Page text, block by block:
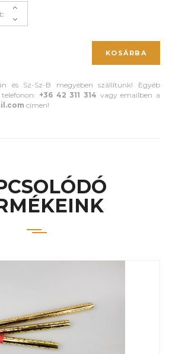
KOSÁRBA
és Sz-Sz-B megyében szállítunk! Egyéb
+36 42 311 314 vagy emailben a
címen!